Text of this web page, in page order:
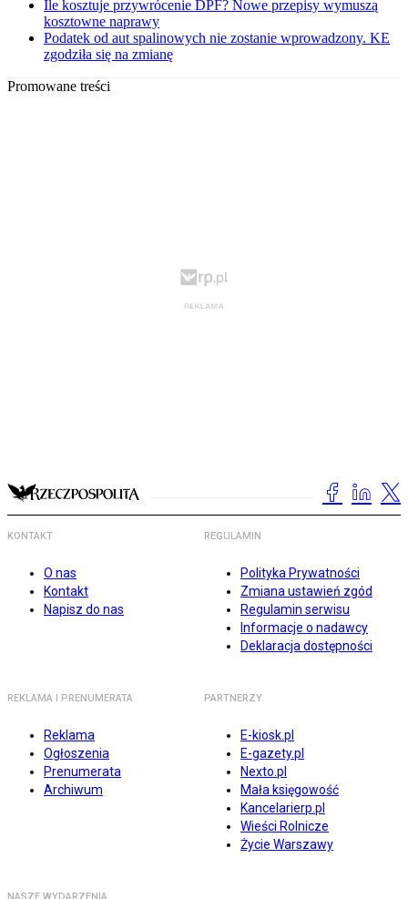
Ile kosztuje przywrócenie DPF? Nowe przepisy wymuszą
kosztowne naprawy
Podatek od aut spalinowych nie zostanie wprowadzony. KE
zgodziła się na zmianę
Promowane treści
KONTAKT
O nas
Kontakt
Napisz do nas
REGULAMIN
Polityka Prywatności
Zmiana ustawień zgód
Regulamin serwisu
Informacje o nadawcy
Deklaracja dostępności
REKLAMA I PRENUMERATA
Reklama
Ogłoszenia
Prenumerata
Archiwum
PARTNERZY
E-kiosk.pl
E-gazety.pl
Nexto.pl
Mała księgowość
Kancelarierp.pl
Wieści Rolnicze
Życie Warszawy